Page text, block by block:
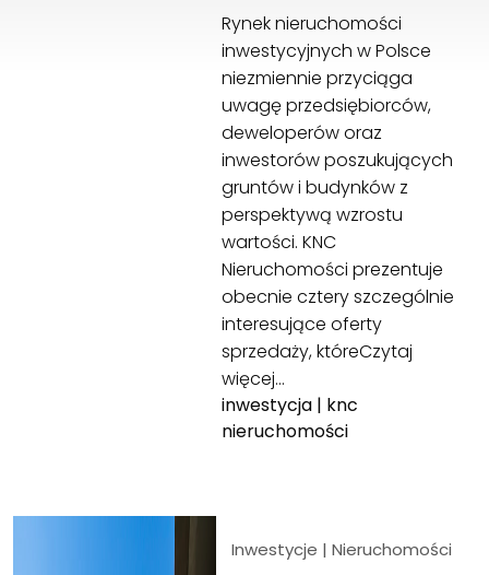
Rynek nieruchomości
inwestycyjnych w Polsce
niezmiennie przyciąga
uwagę przedsiębiorców,
deweloperów oraz
inwestorów poszukujących
gruntów i budynków z
perspektywą wzrostu
wartości. KNC
Nieruchomości prezentuje
obecnie cztery szczególnie
interesujące oferty
sprzedaży, któreCzytaj
więcej…
inwestycja | knc
nieruchomości
Inwestycje |Nieruchomości